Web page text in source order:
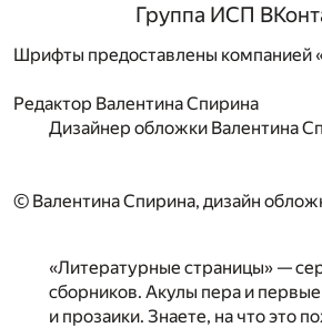
Группа ИСП
Шрифты предоставлены компанией
Редактор Валентина Спирина
Дизайнер обложки Валентина
© Валентина Спирина, дизайн
«Литературные страницы» —
сборников. Акулы пера и
и прозаики. Знаете, на что это